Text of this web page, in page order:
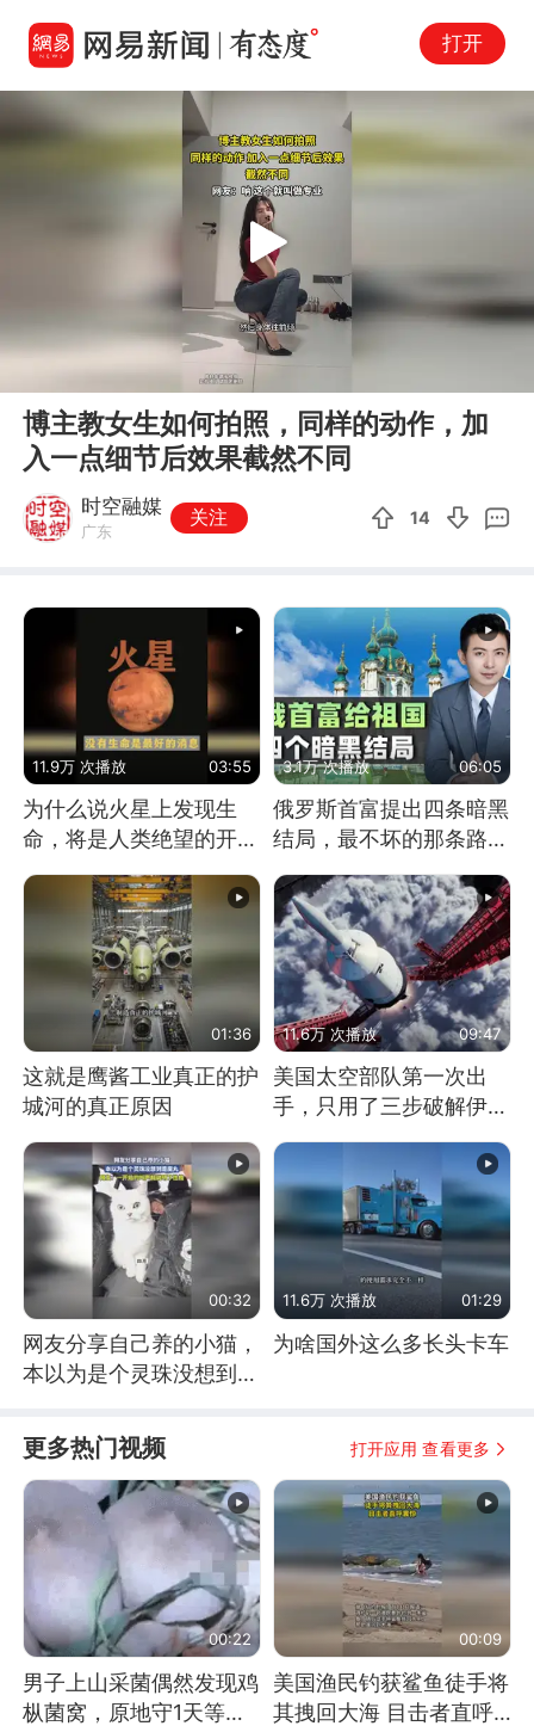
打开
Play
博主教女生如何拍照，同样的动作，加
入一点细节后效果截然不同
时空融媒
广东
关注 14
11.9万 次播放 03:55
为什么说火星上发现生
命，将是人类绝望的开
始？
3.1万 次播放 06:05
俄罗斯首富提出四条暗黑
结局，最不坏的那条路是
通向东方
01:36
这就是鹰酱工业真正的护
城河的真正原因
11.6万 次播放 09:47
美国太空部队第一次出
手，只用了三步破解伊朗
00:32
网友分享自己养的小猫，
本以为是个灵珠没想到是
11.6万 次播放 01:29
为啥国外这么多长头卡车
更多热门视频 打开应用 查看更多
00:22
男子上山采菌偶然发现鸡
枞菌窝，原地守1天等它
00:09
美国渔民钓获鲨鱼徒手将
其拽回大海 目击者直呼